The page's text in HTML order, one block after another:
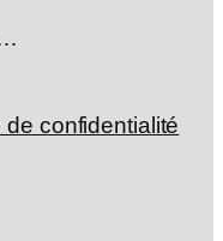
de confidentialité